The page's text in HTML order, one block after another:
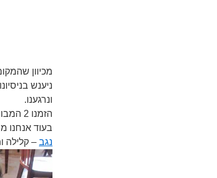
מכיוון
ניענש
ונרגענו.
הזמנו 2 המבורגרים, כריך רוסטביף וסלט עוף, ולזאטוט מנת שניצלונים עם צ'יפס.
בעוד אנחנו
נגב – קלילה